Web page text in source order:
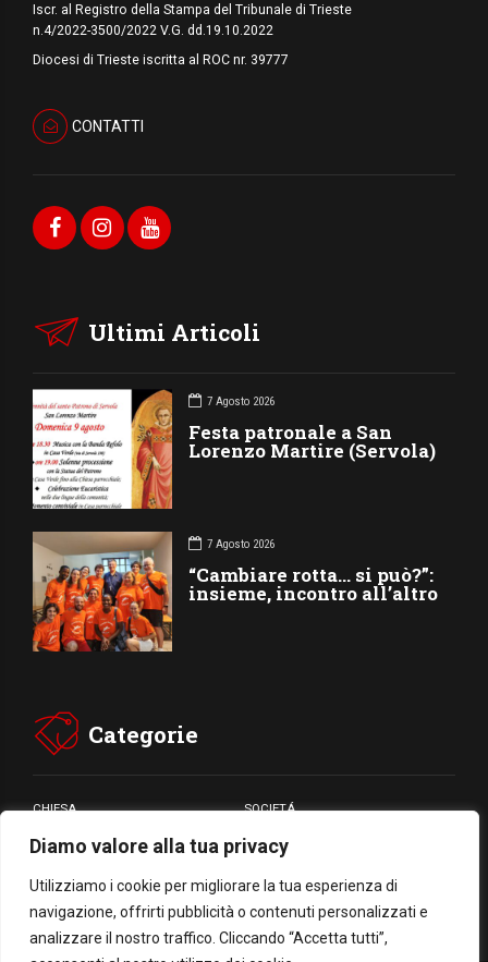
Diamo valore alla tua privacy
Utilizziamo i cookie per migliorare la tua esperienza di
navigazione, offrirti pubblicità o contenuti personalizzati e
analizzare il nostro traffico. Cliccando “Accetta tutti”,
Iscr. al Registro della Stampa del Tribunale di Trieste
n.4/2022-3500/2022 V.G. dd.19.10.2022
Diocesi di Trieste iscritta al ROC nr. 39777
CONTATTI
Ultimi Articoli
7 Agosto 2026
Festa patronale a San
Lorenzo Martire (Servola)
7 Agosto 2026
“Cambiare rotta… si può?”:
insieme, incontro all’altro
Categorie
CHIESA SOCIETÁ
CARITÁ GIUBILEO
CULTURA MEDIA